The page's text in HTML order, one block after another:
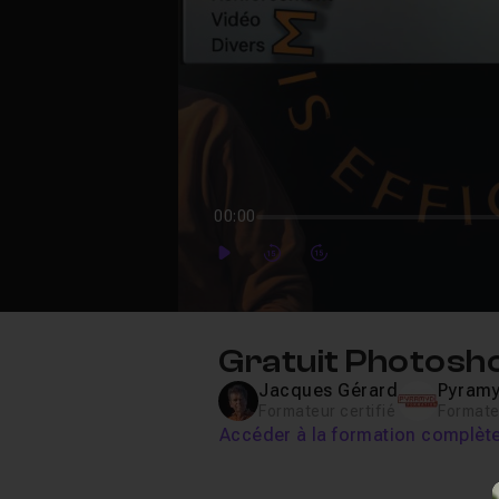
00:00
PlayForwardForward
Gratuit
Jacques Gérard
Accéder à la formation